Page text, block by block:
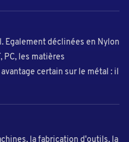
Egalement déclinées en Nylon
PC, les matières
certain sur le métal : il
la fabrication d'outils, la